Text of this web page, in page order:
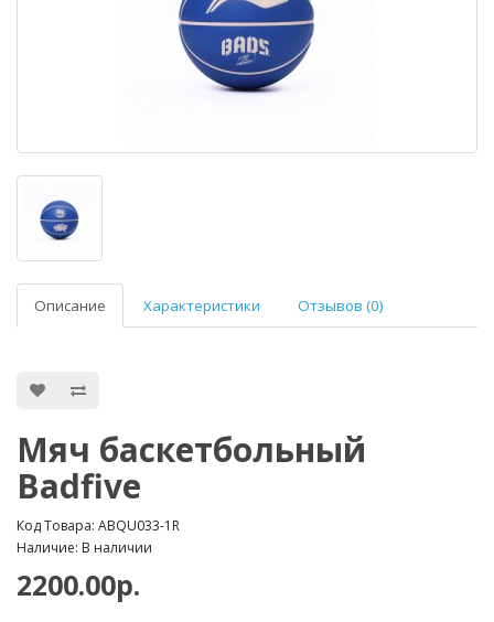
Описание Характеристики Отзывов (0)
Мяч баскетбольный
Badfive
Код Товара: ABQU033-1R
Наличие: В наличии
2200.00р.